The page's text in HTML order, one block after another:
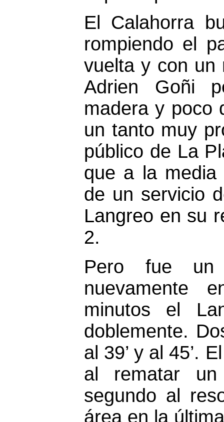
El Calahorra
rompiendo el
vuelta y con un
Adrien Goñi
madera y poco
un tanto muy
público de La
que a la media
de un servicio
Langreo en su
2.
Pero fue un
nuevamente
minutos el
doblemente.
al 39’ y al 45’.
al rematar
segundo al
área en la